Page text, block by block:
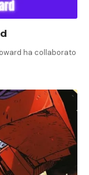
ha collaborato